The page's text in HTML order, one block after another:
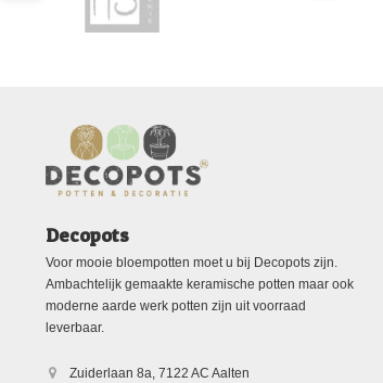
Decopots
Voor mooie bloempotten moet u bij Decopots zijn.
Ambachtelijk gemaakte keramische potten maar ook
moderne aarde werk potten zijn uit voorraad
leverbaar.
Zuiderlaan 8a, 7122 AC Aalten